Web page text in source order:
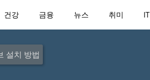
건강 금융 뉴스 취미 IT
설치 방법